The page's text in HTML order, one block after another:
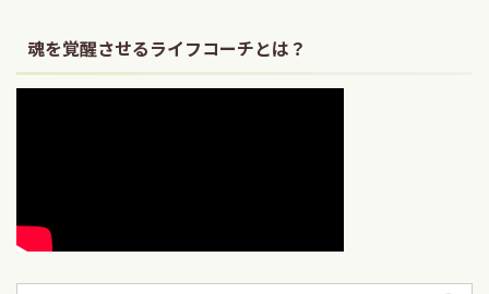
魂を覚醒させるライフコーチとは？